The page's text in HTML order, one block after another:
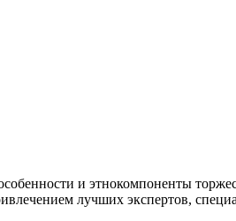
и этнокомпоненты
лучших экспертов,